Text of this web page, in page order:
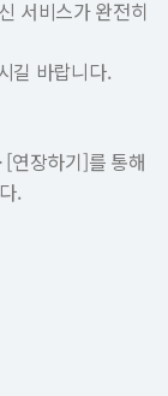
서비스가 완전히
길 바랍니다.
연장하기]를 통해
.